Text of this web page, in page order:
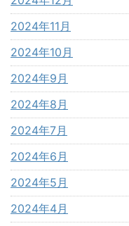
2024年11月
2024年10月
2024年9月
2024年8月
2024年7月
2024年6月
2024年5月
2024年4月